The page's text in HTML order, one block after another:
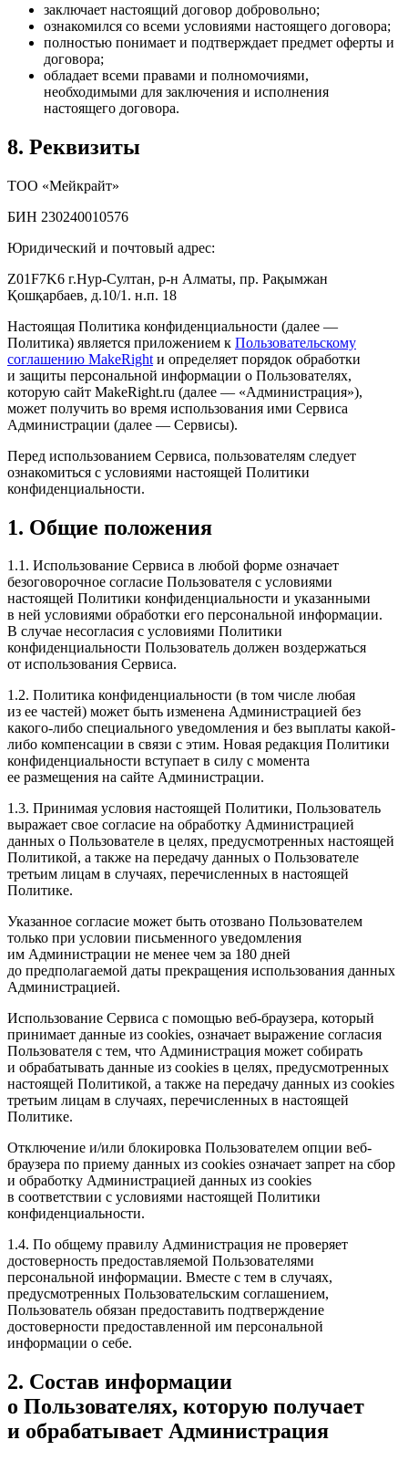
заключает настоящий договор добровольно;
ознакомился со всеми условиями настоящего договора;
полностью понимает и подтверждает предмет оферты и
договора;
обладает всеми правами и полномочиями,
необходимыми для заключения и исполнения
настоящего договора.
8. Реквизиты
ТОО «Мейкрайт»
БИН 230240010576
Юридический и почтовый адрес:
Z01F7K6 г.Нур-Султан, р-н Алматы, пр. Рақымжан
Қошқарбаев, д.10/1. н.п. 18
Настоящая Политика конфиденциальности (далее —
Политика) является приложением к Пользовательскому
соглашению MakeRight и определяет порядок обработки
и защиты персональной информации о Пользователях,
которую сайт MakeRight.ru (далее — «Администрация»),
может получить во время использования ими Cервиса
Администрации (далее — Сервисы).
Перед использованием Сервиса, пользователям следует
ознакомиться с условиями настоящей Политики
конфиденциальности.
1. Общие положения
1.1. Использование Сервиса в любой форме означает
безоговорочное согласие Пользователя с условиями
настоящей Политики конфиденциальности и указанными
в ней условиями обработки его персональной информации.
В случае несогласия с условиями Политики
конфиденциальности Пользователь должен воздержаться
от использования Сервиса.
1.2. Политика конфиденциальности (в том числе любая
из ее частей) может быть изменена Администрацией без
какого-либо специального уведомления и без выплаты какой-
либо компенсации в связи с этим. Новая редакция Политики
конфиденциальности вступает в силу с момента
ее размещения на сайте Администрации.
1.3. Принимая условия настоящей Политики, Пользователь
выражает свое согласие на обработку Администрацией
данных о Пользователе в целях, предусмотренных настоящей
Политикой, а также на передачу данных о Пользователе
третьим лицам в случаях, перечисленных в настоящей
Политике.
Указанное согласие может быть отозвано Пользователем
только при условии письменного уведомления
им Администрации не менее чем за 180 дней
до предполагаемой даты прекращения использования данных
Администрацией.
Использование Сервиса с помощью веб-браузера, который
принимает данные из cookies, означает выражение согласия
Пользователя с тем, что Администрация может собирать
и обрабатывать данные из cookies в целях, предусмотренных
настоящей Политикой, а также на передачу данных из cookies
третьим лицам в случаях, перечисленных в настоящей
Политике.
Отключение и/или блокировка Пользователем опции веб-
браузера по приему данных из cookies означает запрет на сбор
и обработку Администрацией данных из cookies
в соответствии с условиями настоящей Политики
конфиденциальности.
1.4. По общему правилу Администрация не проверяет
достоверность предоставляемой Пользователями
персональной информации. Вместе с тем в случаях,
предусмотренных Пользовательским соглашением,
Пользователь обязан предоставить подтверждение
достоверности предоставленной им персональной
информации о себе.
2. Состав информации
о Пользователях, которую получает
и обрабатывает Администрация